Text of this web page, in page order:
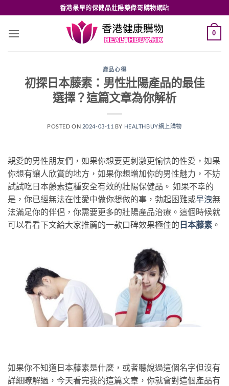
to
content
香港最早的保健品壯陽藥偉哥購物網站
0
產品心得
初探日本藤素：男性壯陽產品的最佳
選擇？這篇文章為你解析
POSTED ON 2024-03-11 BY HEALTHBUY網上購物
親愛的男性朋友們，如果你想要更刺激更愉快的性愛，如果
你想有讓人欣賞的地方，如果你想增加你的男性魅力，不妨
試試吃日本藤素這種安全有效的壯陽保健品。 如果不幸的
是，你已經無法在性愛中做你想做的事，勃起困難或早洩無
法滿足你的伴侶，你需要更多的壯陽產品治療。這個時候就
可以看看下文給大家推薦的一款口碑效果極佳的 日本藤素 。
如果你不知道日本藤素是什麼，或者聽說過這個名字但沒有
詳細瞭解過，今天看完我的這篇文章，你就會對這個產品有